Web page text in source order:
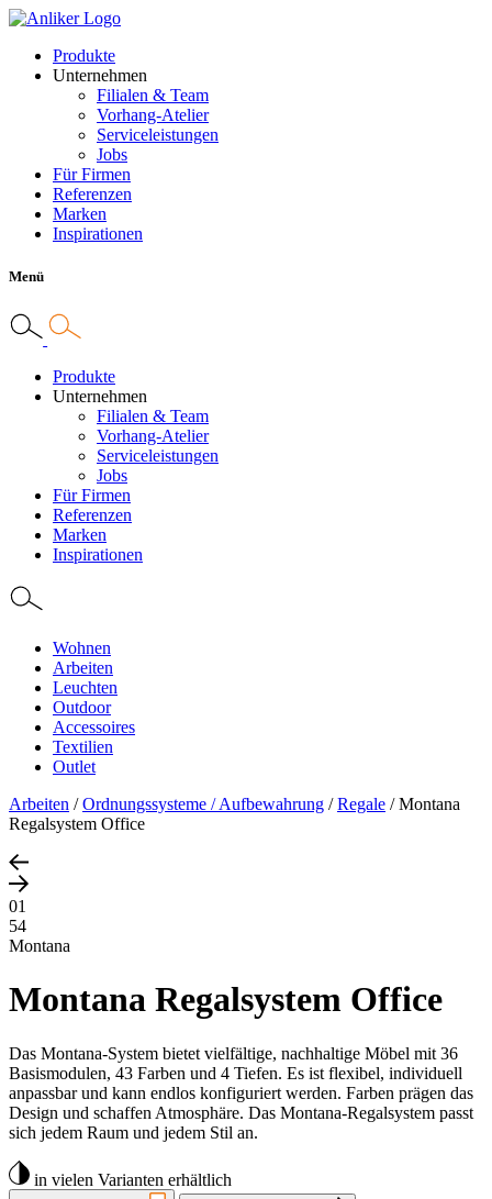
Produkte
Unternehmen
Filialen & Team
Vorhang-Atelier
Serviceleistungen
Jobs
Für Firmen
Referenzen
Marken
Inspirationen
Menü
Produkte
Unternehmen
Filialen & Team
Vorhang-Atelier
Serviceleistungen
Jobs
Für Firmen
Referenzen
Marken
Inspirationen
Wohnen
Arbeiten
Leuchten
Outdoor
Accessoires
Textilien
Outlet
Arbeiten /Ordnungssysteme / Aufbewahrung /Regale /Montana
Regalsystem Office
01
54
Montana
Montana Regalsystem Office
Das Montana-System bietet vielfältige, nachhaltige Möbel mit 36
Basismodulen, 43 Farben und 4 Tiefen. Es ist flexibel, individuell
anpassbar und kann endlos konfiguriert werden. Farben prägen das
Design und schaffen Atmosphäre. Das Montana-Regalsystem passt
sich jedem Raum und jedem Stil an.
in vielen Varianten erhältlich